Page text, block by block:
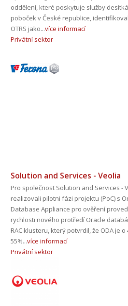
oddělení, které poskytuje služby
poboček v České republice,
OTRS jako...více informací
Privátní sektor
Solution and Services - Veolia
Pro společnost Solution and Services -
realizovali pilotni fázi projektu (PoC) s
Database Appliance pro ověření
rychlosti nového protředí Oracle
RAC klusteru, který potvrdil, že ODA je o
55%...více informací
Privátní sektor